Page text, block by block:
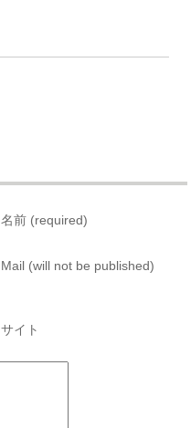
名前 (required)
Mail (will not be published)
サイト